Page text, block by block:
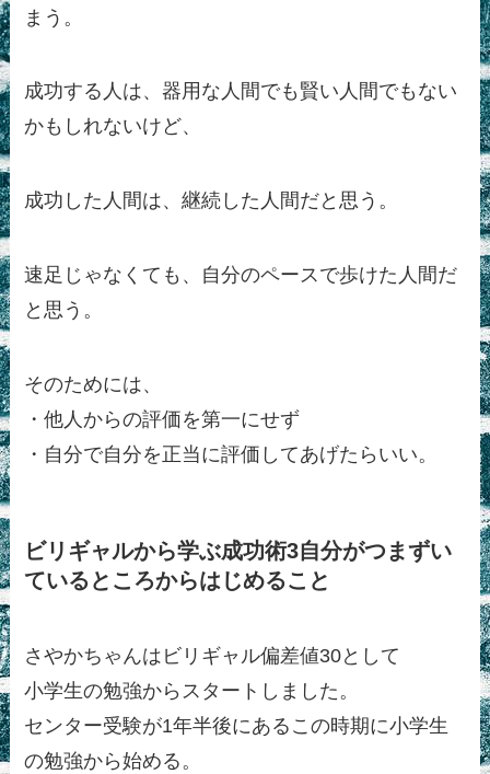
まう。
成功する人は、器用な人間でも賢い人間でもない
かもしれないけど、
成功した人間は、継続した人間だと思う。
速足じゃなくても、自分のペースで歩けた人間だ
と思う。
そのためには、
・他人からの評価を第一にせず
・自分で自分を正当に評価してあげたらいい。
ビリギャルから学ぶ成功術3自分がつまずい
ているところからはじめること
さやかちゃんはビリギャル偏差値30として
小学生の勉強からスタートしました。
センター受験が1年半後にあるこの時期に小学生
の勉強から始める。